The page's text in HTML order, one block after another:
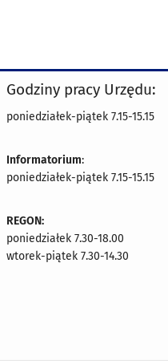
Godziny pracy Urzędu:
poniedziałek-piątek 7.15-15.15
Informatorium:
poniedziałek-piątek 7.15-15.15
REGON:
poniedziałek 7.30-18.00
wtorek-piątek 7.30-14.30